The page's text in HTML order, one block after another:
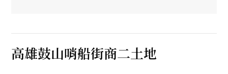
高雄鼓山哨船街商二土地